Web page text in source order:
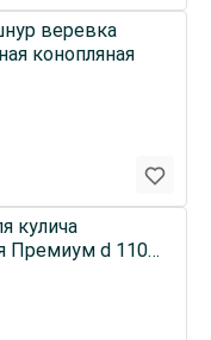
веревка
конопляная
кулича
Премиум d 110